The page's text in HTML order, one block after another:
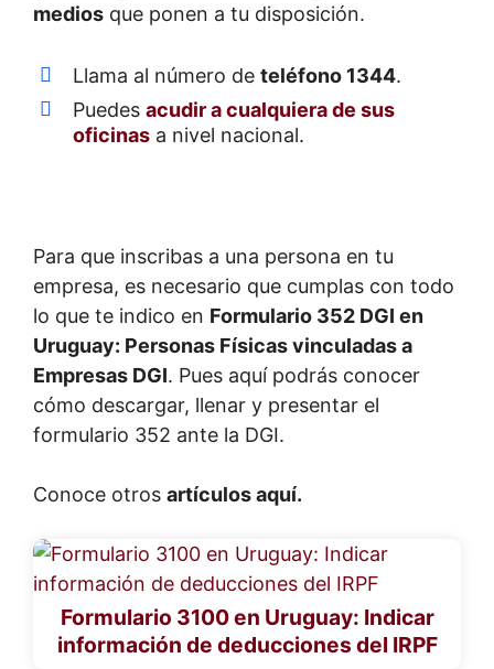
medios que ponen a tu disposición.
Llama al número de teléfono 1344.
Puedes acudir a cualquiera de sus
oficinas a nivel nacional.
Para que inscribas a una persona en tu
empresa, es necesario que cumplas con todo
lo que te indico en Formulario 352 DGI en
Uruguay: Personas Físicas vinculadas a
Empresas DGI. Pues aquí podrás conocer
cómo descargar, llenar y presentar el
formulario 352 ante la DGI.
Conoce otros artículos aquí.
Formulario 3100 en Uruguay: Indicar
información de deducciones del IRPF